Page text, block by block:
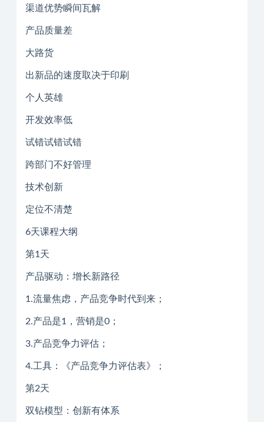
渠道优势瞬间瓦解
产品质量差
大路货
出新品的速度取决于印刷
个人英雄
开发效率低
试错试错试错
跨部门不好管理
技术创新
定位不清楚
6天课程大纲
第1天
产品驱动：增长新路径
1.流量焦虑，产品竞争时代到来；
2.产品是1，营销是0；
3.产品竞争力评估；
4.工具：《产品竞争力评估表》；
第2天
双钻模型：创新有体系